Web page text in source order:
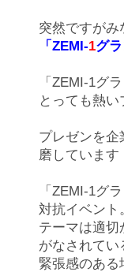
突然ですがみ
「ZEMI-1グ
「ZEMI-1グ
とっても熱
プレゼンを
磨しています
「ZEMI-1グ
対抗イベント
テーマは適
がなされてい
緊張感のあ